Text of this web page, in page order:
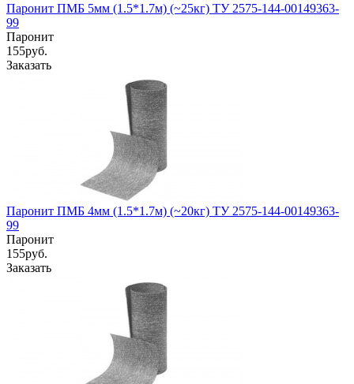
Паронит ПМБ 5мм (1.5*1.7м) (~25кг) ТУ 2575-144-00149363-
99
Паронит
155руб.
Заказать
Паронит ПМБ 4мм (1.5*1.7м) (~20кг) ТУ 2575-144-00149363-
99
Паронит
155руб.
Заказать